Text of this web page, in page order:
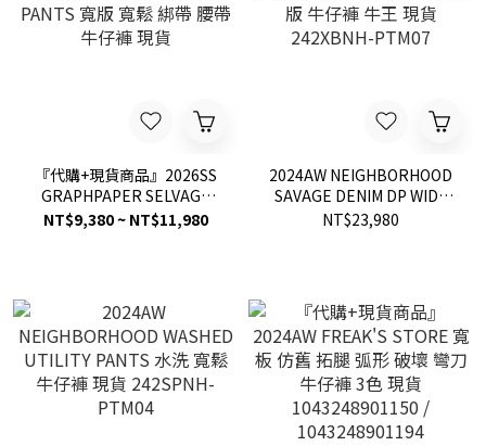
『代購+現貨商品』2026SS
GRAPHPAPER SELVAGE
DENIM BELTED PANTS 寬
NT$9,380 ~ NT$11,980
2024AW NEIGHBORHOOD
SAVAGE DENIM DP WIDE
PANTS 寬版 牛仔褲 牛王 現
NT$23,980